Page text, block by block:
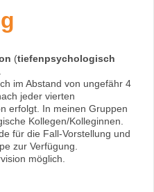
(tiefenpsychologisch
im Abstand von ungefähr 4
jeder vierten
erfolgt. In meinen Gruppen
Kollegen/Kolleginnen.
für die Fall-Vorstellung und
zur Verfügung.
möglich.